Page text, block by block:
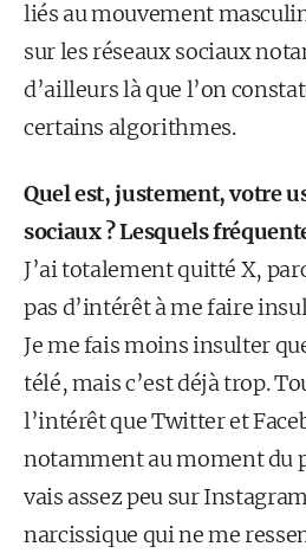
liés au mouvement
sur les réseaux sociaux
d’ailleurs là que l’on
certains algorithmes.
Quel est, justement, votre
sociaux ? Lesquels
J’ai totalement quitté X,
pas d’intérêt à me faire
Je me fais moins insulter
télé, mais c’est déjà trop.
l’intérêt que Twitter et
notamment au moment du
vais assez peu sur
narcissique qui ne me